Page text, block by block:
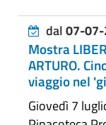
dal07-
Mostra
ARTURO.
viaggio nel
Giovedì 7